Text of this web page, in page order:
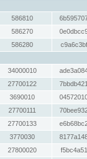
586810
586270
586280
34000010
27700122
3690010
27700111
27700133
3770030
27800020